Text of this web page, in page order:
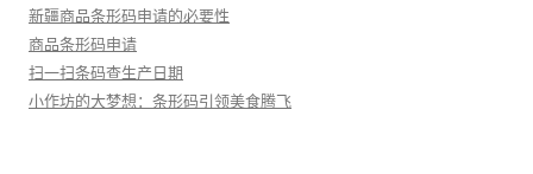
新疆商品条形码申请的必要性
商品条形码申请
扫一扫条码查生产日期
小作坊的大梦想：条形码引领美食腾飞